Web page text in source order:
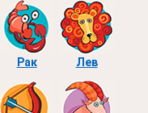
Рак Лев